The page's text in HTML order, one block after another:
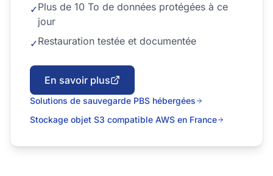
✓Plus de 10 To de données protégées à ce
jour
✓Restauration testée et documentée
En savoir plus
Solutions de sauvegarde PBS hébergées
Stockage objet S3 compatible AWS en France